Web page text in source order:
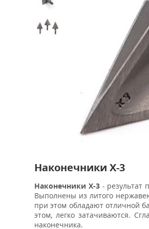
Наконечники X-3
Наконечники X-3- результат
Выполнены из литого
при этом обладают отличной
этом, легко затачиваются.
наконечника.